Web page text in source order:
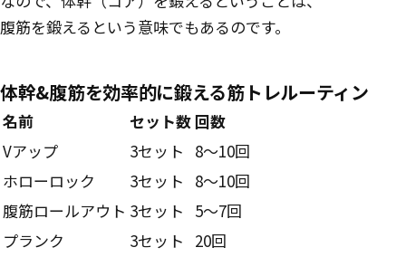
腹筋を鍛えるという意味でもあるのです。
体幹&腹筋を効率的に鍛える筋トレルーティン
Routine
名前 セット数回数
Vアップ
3セット 8〜10回
ホローロック
3セット 8〜10回
腹筋ロールアウト 3セット 5〜7回
プランク
3セット 20回